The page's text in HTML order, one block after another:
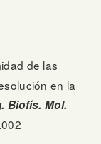
de las
en la
Biofís. Mol.